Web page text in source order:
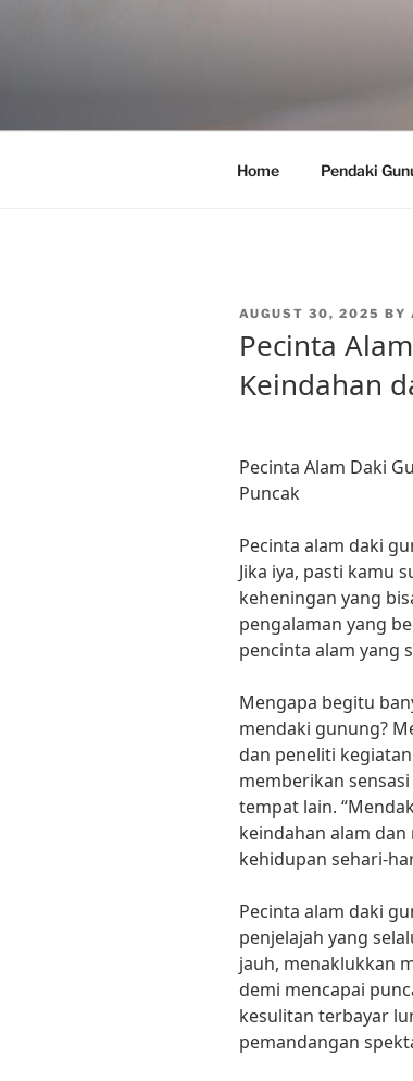
Home Pendaki
POSTED
AUGUST 30, 2025 BY
Pecinta
Keindahan
Pecinta Alam Daki
Puncak
Pecinta alam daki
Jika iya, pasti kamu
keheningan yang
pengalaman yang
pencinta alam yang
Mengapa begitu
mendaki gunung?
dan peneliti
memberikan
tempat lain.
keindahan alam
kehidupan sehari-
Pecinta alam daki
penjelajah yang
jauh, menaklukkan
demi mencapai
kesulitan terbayar
pemandangan